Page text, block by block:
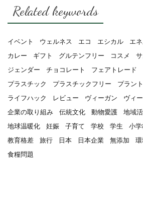
Related keywords
イベント ウェルネス エコ エシカル エ
カレー
ギフト グルテンフリー コスメ
ジェンダー
チョコレート フェアトレード
プラスチック
プラスチックフリー プラン
ライフハック
レビュー ヴィーガン
ヴィ
企業の取り組み
伝統文化 動物愛護 地域
地球温暖化
妊娠 子育て 学校 学生 小学
教育格差
旅行 日本 日本企業 無添加 環
食糧問題